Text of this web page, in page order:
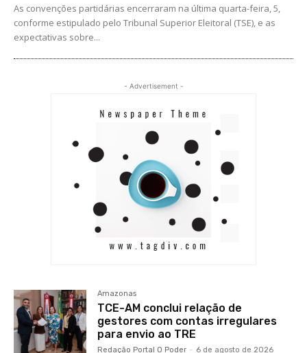
As convenções partidárias encerraram na última quarta-feira, 5,
conforme estipulado pelo Tribunal Superior Eleitoral (TSE), e as
expectativas sobre...
- Advertisement -
Amazonas
TCE-AM conclui relação de
gestores com contas irregulares
para envio ao TRE
Redação Portal O Poder - 6 de agosto de 2026